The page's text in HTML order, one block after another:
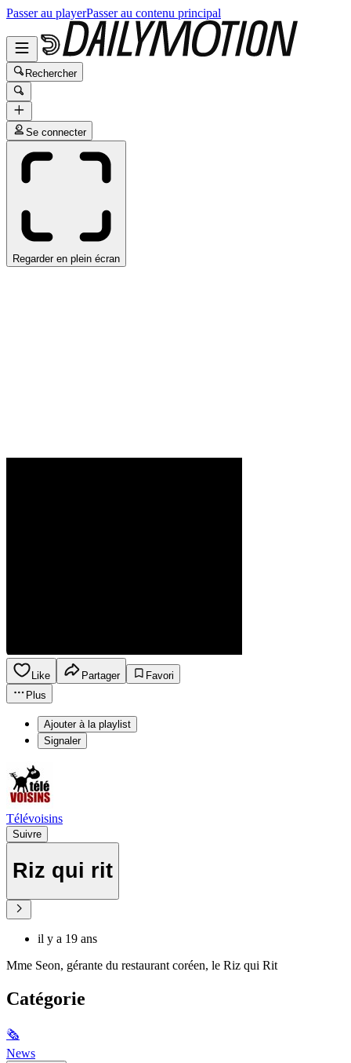
Passer au playerPasser au contenu principal
Rechercher
Se connecter
Regarder en plein écran
Like Partager
Favori
Plus
Ajouter à la playlist
Signaler
Télévoisins
Suivre
Riz qui rit
il y a 19 ans
Mme Seon, gérante du restaurant coréen, le Riz qui Rit
Catégorie
🗞
News